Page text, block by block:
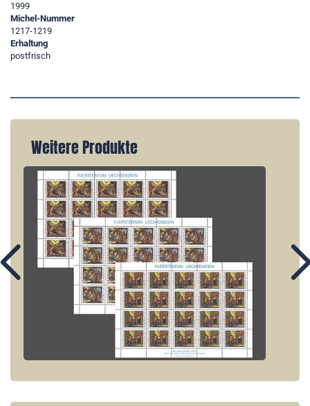
1999
Michel-Nummer
1217-1219
Erhaltung
postfrisch
Weitere Produkte